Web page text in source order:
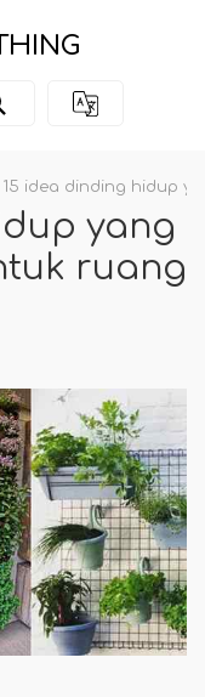
15 idea dinding hidup
yang
ruang